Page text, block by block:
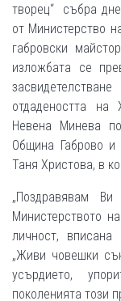
творец“ събра
от Министерство
габровски
изложбата се
отдадеността
Невена Минева
Община Габрово и
Таня Христова, в
„Поздравявам
Министерството
личност, вписана
„Живи човешки
усърдието,
поколенията този